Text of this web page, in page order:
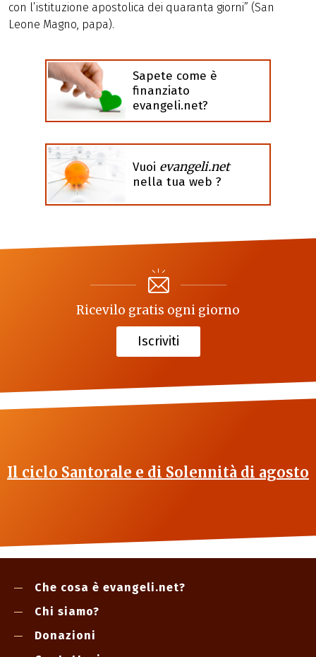
con l’istituzione apostolica dei quaranta giorni” (San
Leone Magno, papa).
Sapete come è
finanziato
evangeli.net?
Vuoi evangeli.net
nella tua web ?
Ricevilo gratis ogni giorno
Iscriviti
Il ciclo Santorale e di Solennità di agosto
Che cosa è evangeli.net?
Chi siamo?
Donazioni